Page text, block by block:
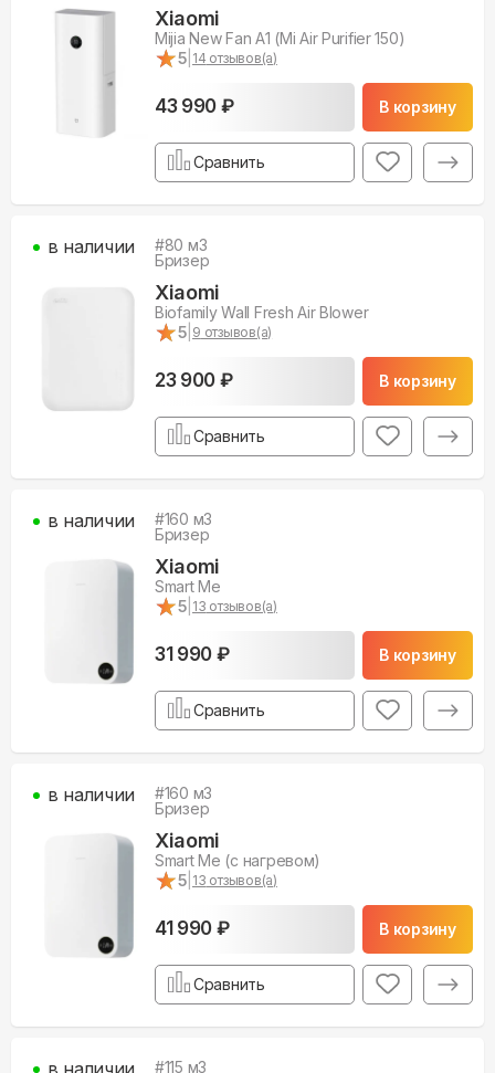
Xiaomi
Mijia New Fan A1 (Mi Air Purifier 150)
★
★5 14 отзывов(а)
43 990 ₽ В корзину
Сравнить
#80 м3
Бризер
Xiaomi
Biofamily Wall Fresh Air Blower
★
★5 9 отзывов(а)
23 900 ₽ В корзину
в наличии
Сравнить
#160 м3
Бризер
Xiaomi
Smart Me
★
★5 13 отзывов(а)
31 990 ₽ В корзину
в наличии
Сравнить
#160 м3
Бризер
Xiaomi
Smart Me (с нагревом)
★
★5 13 отзывов(а)
41 990 ₽ В корзину
в наличии
Сравнить
#115 м3
в наличии